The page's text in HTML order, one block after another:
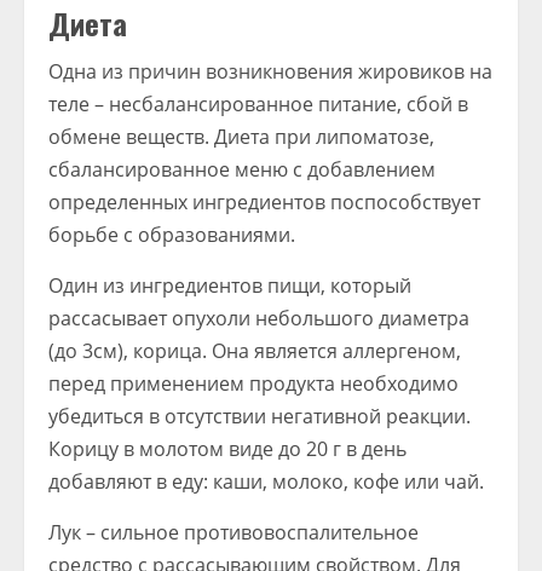
Диета
Одна из причин возникновения жировиков на
теле – несбалансированное питание, сбой в
обмене веществ. Диета при липоматозе,
сбалансированное меню с добавлением
определенных ингредиентов поспособствует
борьбе с образованиями.
Один из ингредиентов пищи, который
рассасывает опухоли небольшого диаметра
(до 3см), корица. Она является аллергеном,
перед применением продукта необходимо
убедиться в отсутствии негативной реакции.
Корицу в молотом виде до 20 г в день
добавляют в еду: каши, молоко, кофе или чай.
Лук – сильное противовоспалительное
средство с рассасывающим свойством. Для